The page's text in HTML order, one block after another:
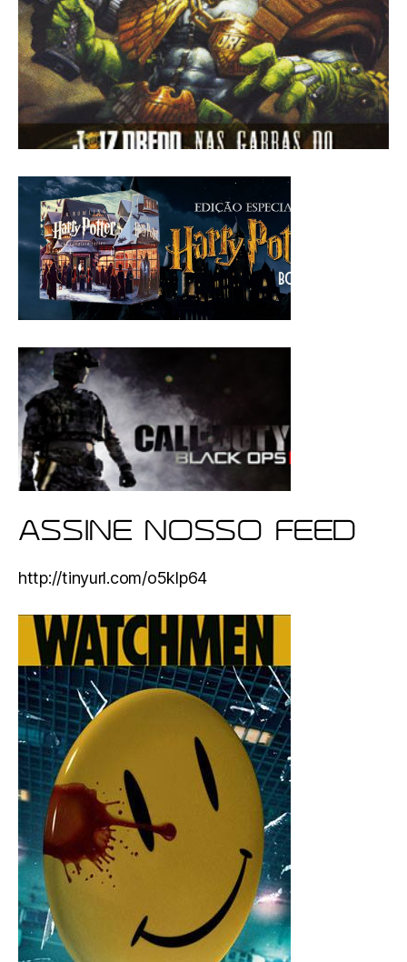
ASSINE NOSSO FEED
http://tinyurl.com/o5klp64